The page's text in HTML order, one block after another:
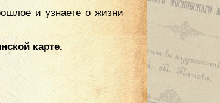
и узнаете о жизни
карте.